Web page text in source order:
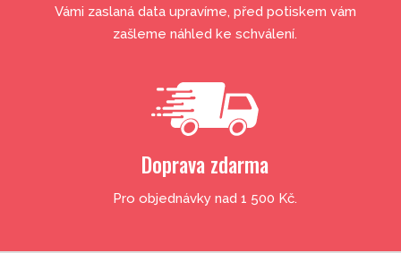
Vámi zaslaná data upravíme, před potiskem vám
zašleme náhled ke schválení.
Doprava zdarma
Pro objednávky nad 1 500 Kč.